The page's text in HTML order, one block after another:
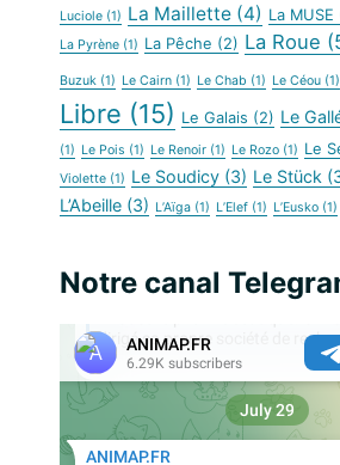
Luciole (1) La Maillette (4) La MUSE
La Pyrène (1) La Pêche (2) La Roue
Buzuk (1) Le Cairn (1) Le Chab (1) Le Céou (1)
Libre (15) Le Galais (2) Le
(1) Le Pois (1) Le Renoir (1) Le Rozo (1) Le
Violette (1) Le Soudicy (3) Le Stück
L’Abeille (3) L’Aïga (1) L’Elef (1) L’Eusko (1)
Notre canal